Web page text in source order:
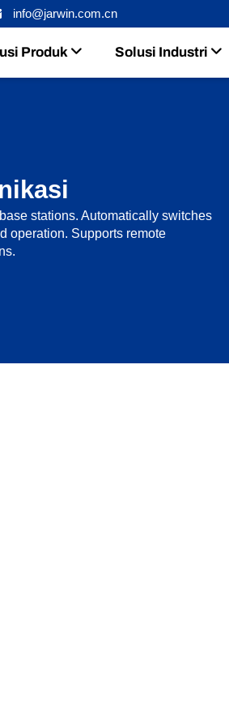
info@jarwin.com.cn
Produk Solusi Industri
stations. Automatically switches
operation. Supports remote